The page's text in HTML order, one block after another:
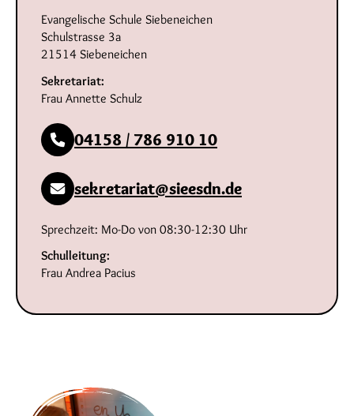
Evangelische Schule Siebeneichen
Schulstrasse 3a
21514 Siebeneichen
Sekretariat:
Frau Annette Schulz
04158 / 786 910 10
sekretariat@sieesdn.de
Sprechzeit: Mo-Do von 08:30-12:30 Uhr
Schulleitung:
Frau Andrea Pacius